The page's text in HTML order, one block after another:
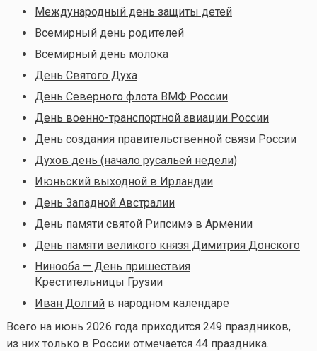
Международный день защиты детей
Всемирный день родителей
Всемирный день молока
День Святого Духа
День Северного флота ВМФ России
День военно-транспортной авиации России
День создания правительственной связи России
Духов день (начало русальей недели)
Июньский выходной в Ирландии
День Западной Австралии
День памяти святой Рипсимэ в Армении
День памяти великого князя Димитрия Донского
Нинооба — День пришествия
Крестительницы Грузии
Иван Долгийв народном календаре
Всего на июнь 2026 года приходится 249 праздников,
из них только в России отмечается 44 праздника.